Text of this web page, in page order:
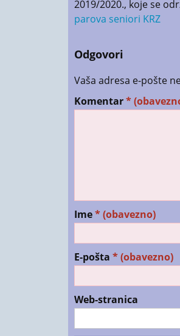
2019/2020., koje se
parova seniori KRZ
Odgovori
Vaša adresa e-pošte
Komentar*
Ime* (obavezno)
E-pošta * (obavezno)
Web-stranica